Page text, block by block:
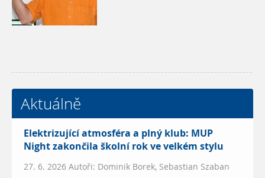
Aktuálně
Elektrizující atmosféra a plný klub: MUP
Night zakončila školní rok ve velkém stylu
27. 6. 2026 Autoři: Dominik Borek, Sebastian Szaban